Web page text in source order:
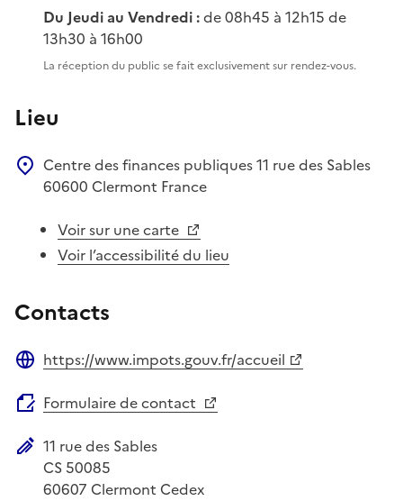
Du Jeudi au Vendredi :de 08h45 à 12h15 de
13h30 à 16h00
La réception du public se fait exclusivement sur rendez-vous.
Lieu
Centre des finances publiques11 rue des Sables
60600 Clermont France
Voir sur une carte
Voir l’accessibilité du lieu
Contacts
https://www.impots.gouv.fr/accueil
Formulaire de contact
Adresse postale
11 rue des Sables
CS 50085
60607 Clermont Cedex